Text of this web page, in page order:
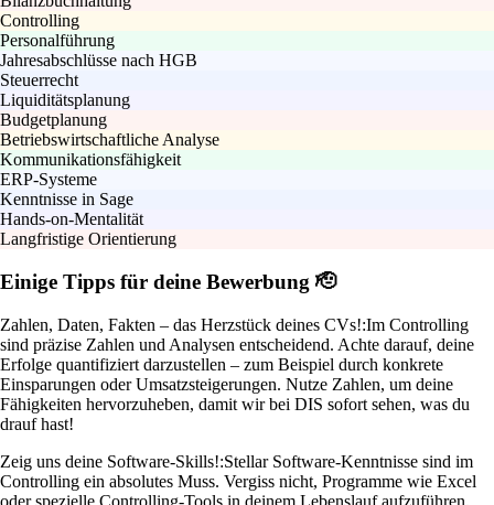
Controlling
Personalführung
Jahresabschlüsse nach HGB
Steuerrecht
Liquiditätsplanung
Budgetplanung
Betriebswirtschaftliche Analyse
Kommunikationsfähigkeit
ERP-Systeme
Kenntnisse in Sage
Hands-on-Mentalität
Langfristige Orientierung
Einige Tipps für deine Bewerbung 🫡
Zahlen, Daten, Fakten – das Herzstück deines CVs!:Im Controlling
sind präzise Zahlen und Analysen entscheidend. Achte darauf, deine
Erfolge quantifiziert darzustellen – zum Beispiel durch konkrete
Einsparungen oder Umsatzsteigerungen. Nutze Zahlen, um deine
Fähigkeiten hervorzuheben, damit wir bei DIS sofort sehen, was du
drauf hast!
Zeig uns deine Software-Skills!:Stellar Software-Kenntnisse sind im
Controlling ein absolutes Muss. Vergiss nicht, Programme wie Excel
oder spezielle Controlling-Tools in deinem Lebenslauf aufzuführen.